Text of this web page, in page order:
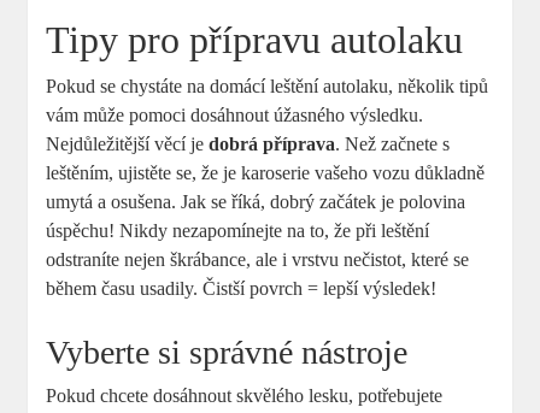
Tipy pro přípravu autolaku
Pokud se chystáte na domácí leštění autolaku, několik tipů
vám může pomoci dosáhnout úžasného výsledku.
Nejdůležitější věcí jedobrá příprava. Než začnete s
leštěním, ujistěte se, že je karoserie vašeho vozu důkladně
umytá a osušena. Jak se říká, dobrý začátek je polovina
úspěchu! Nikdy nezapomínejte na to, že při leštění
odstraníte nejen škrábance, ale i vrstvu nečistot, které se
během času usadily. Čistší povrch = lepší výsledek!
Vyberte si správné nástroje
Pokud chcete dosáhnout skvělého lesku, potřebujete